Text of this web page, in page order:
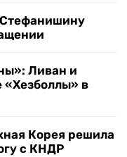
Ливан и
в
Корея решила
с КНДР